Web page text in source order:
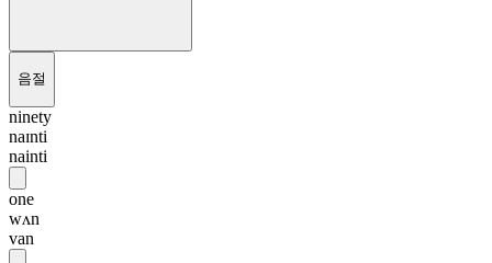
음절
ninety
naɪnti
nainti
one
wʌn
van